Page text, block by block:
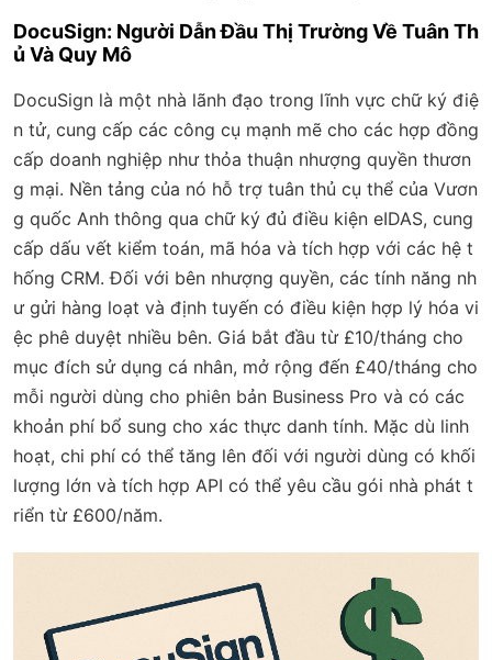
DocuSign: Người Dẫn Đầu Thị Trường Về Tuân Th
ủ Và Quy Mô
DocuSign là một nhà lãnh đạo trong lĩnh vực chữ ký điệ
n tử, cung cấp các công cụ mạnh mẽ cho các hợp đồng
cấp doanh nghiệp như thỏa thuận nhượng quyền thươn
g mại. Nền tảng của nó hỗ trợ tuân thủ cụ thể của Vươn
g quốc Anh thông qua chữ ký đủ điều kiện eIDAS, cung
cấp dấu vết kiểm toán, mã hóa và tích hợp với các hệ t
hống CRM. Đối với bên nhượng quyền, các tính năng nh
ư gửi hàng loạt và định tuyến có điều kiện hợp lý hóa vi
ệc phê duyệt nhiều bên. Giá bắt đầu từ £10/tháng cho
mục đích sử dụng cá nhân, mở rộng đến £40/tháng cho
mỗi người dùng cho phiên bản Business Pro và có các
khoản phí bổ sung cho xác thực danh tính. Mặc dù linh
hoạt, chi phí có thể tăng lên đối với người dùng có khối
lượng lớn và tích hợp API có thể yêu cầu gói nhà phát t
riển từ £600/năm.